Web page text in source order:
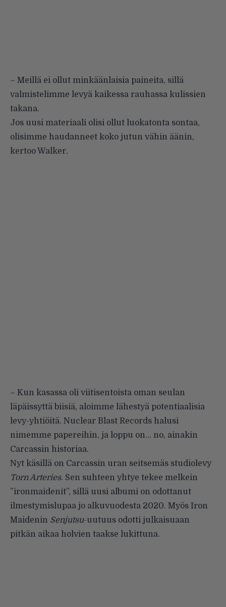
– Meillä ei ollut minkäänlaisia paineita, sillä
valmistelimme levyä kaikessa rauhassa kulissien
takana.
Jos uusi materiaali olisi ollut luokatonta sontaa,
olisimme haudanneet koko jutun vähin äänin,
kertoo Walker.
– Kun kasassa oli viitisentoista oman seulan
läpäissyttä biisiä, aloimme lähestyä potentiaalisia
levy-yhtiöitä. Nuclear Blast Records halusi
nimemme papereihin, ja loppu on… no, ainakin
Carcassin historiaa.
Nyt käsillä on Carcassin uran seitsemäs studiolevy
Torn Arteries. Sen suhteen yhtye tekee melkein
”ironmaidenit”, sillä uusi albumi on odottanut
ilmestymislupaa jo alkuvuodesta 2020. Myös Iron
Maidenin Senjutsu-uutuus odotti julkaisuaan
pitkän aikaa holvien taakse lukittuna.